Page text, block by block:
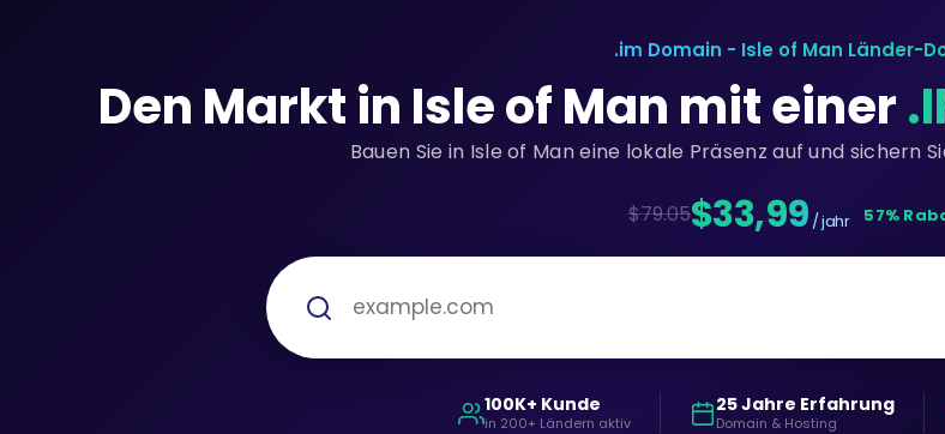
.im Domain - Isle of Man Länder-
Den Markt in Isle of Man mit einer
Bauen Sie in Isle of Man eine lokale Präsenz auf und sichern
$79.05$33,99 / jahr 57%
100K+ Kunde
in 200+ Ländern aktiv
25 Jahre Erfahrung
Domain & Hosting